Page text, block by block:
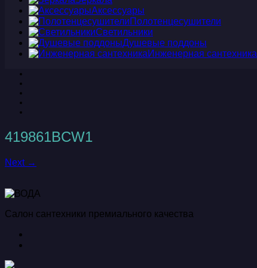
Аксессуары
Полотенцесушители
Светильники
Душевые поддоны
Инженерная сантехника
419861BCW1
Next →
Салон сантехники премиального качества